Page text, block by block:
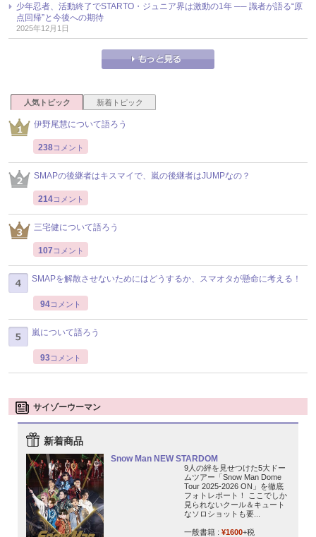
少年忍者、活動終了でSTARTO・ジュニア界は激動の1年 ── 識者が語る“原
点回帰”と今後への期待
2025年12月1日
人気トピック 新着トピック
伊野尾慧について語ろう
238コメント
SMAPの後継者はキスマイで、嵐の後継者はJUMPなの？
214コメント
三宅健について語ろう
107 コメント
SMAPを解散させないためにはどうするか、スマオタが懸命に考える！
94コメント
嵐について語ろう
93コメント
サイゾーウーマン
新着商品
Snow Man NEW STARDOM
9人の絆を見せつけた5大ドー
ムツアー「Snow Man Dome
Tour 2025-2026 ON」を徹底
フォトレポート！ ここでしか
見られないクール＆キュート
なソロショットも要...
一般書籍 : ¥1600+税